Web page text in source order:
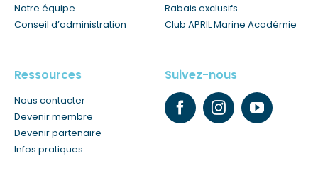
Notre équipe
Conseil d’administration
Rabais exclusifs
Club APRIL Marine Académie
Ressources
Nous contacter
Devenir membre
Devenir partenaire
Infos pratiques
Suivez-nous